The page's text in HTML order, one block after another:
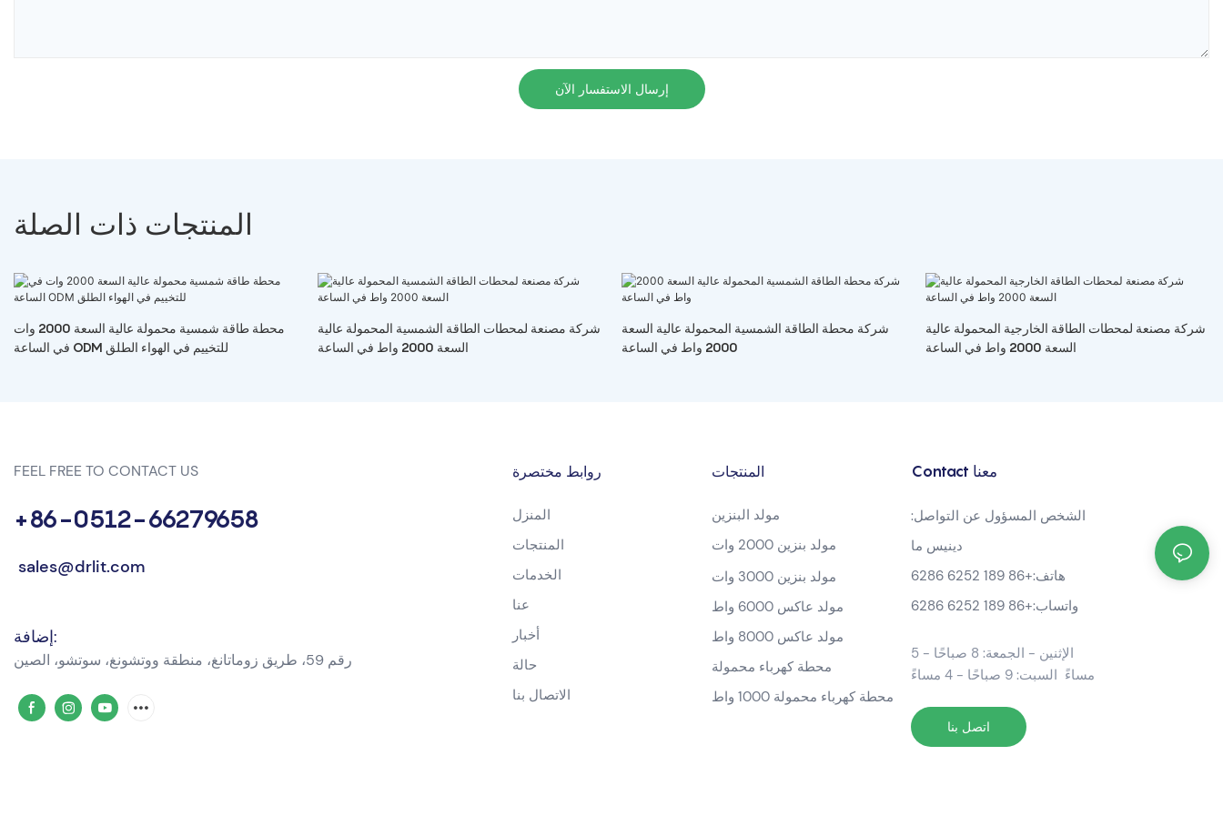
إرسال الاستفسار الآن
المنتجات ذات الصلة
محطة طاقة شمسية محمولة عالية السعة 2000 وات
في الساعة ODM للتخييم في الهواء الطلق
شركة مصنعة لمحطات الطاقة الشمسية المحمولة عالية
السعة 2000 واط في الساعة
شركة محطة الطاقة الشمسية المحمولة عالية السعة
2000 واط في الساعة
شركة مصنعة لمحطات الطاقة الخارجية المحمولة عالية
السعة 2000 واط في الساعة
FEEL FREE TO CONTACT US
+86-0512-66279658
sales@drlit.com
إضافة:
رقم 59، طريق زوماتانغ، منطقة ووتشونغ، سوتشو، الصين
روابط مختصرة
المنزل
المنتجات
الخدمات
عنا
أخبار
حالة
الاتصال بنا
المنتجات
مولد البنزين
مولد بنزين 2000 وات
مولد بنزين 3000 وات
مولد عاكس 6000 واط
مولد عاكس 8000 واط
محطة كهرباء محمولة 1000 واط
Contact معنا
الشخص المسؤول عن التواصل:
دينيس ما
هاتف:+86 189 6252 6286
واتساب:+86 189 6252 6286
الإثنين - الجمعة: 8 صباحًا - 5
مساءً السبت: 9 صباحًا - 4 مساءً
اتصل بنا